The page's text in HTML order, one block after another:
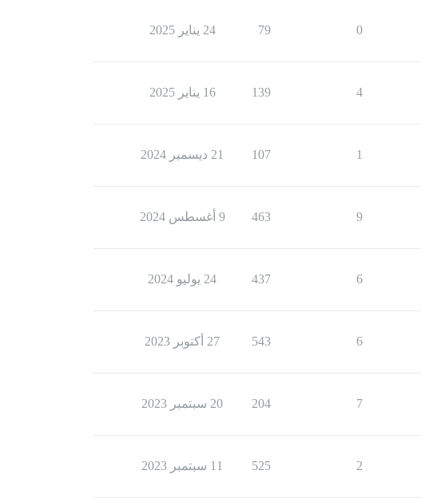
0
79 24 يناير 2025
4
139 16 يناير 2025
1
107 21 ديسمبر 2024
9
463 9 أغسطس 2024
6
437 24 يوليو 2024
6
543 27 أكتوبر 2023
7
204 20 سبتمبر 2023
2
525 11 سبتمبر 2023